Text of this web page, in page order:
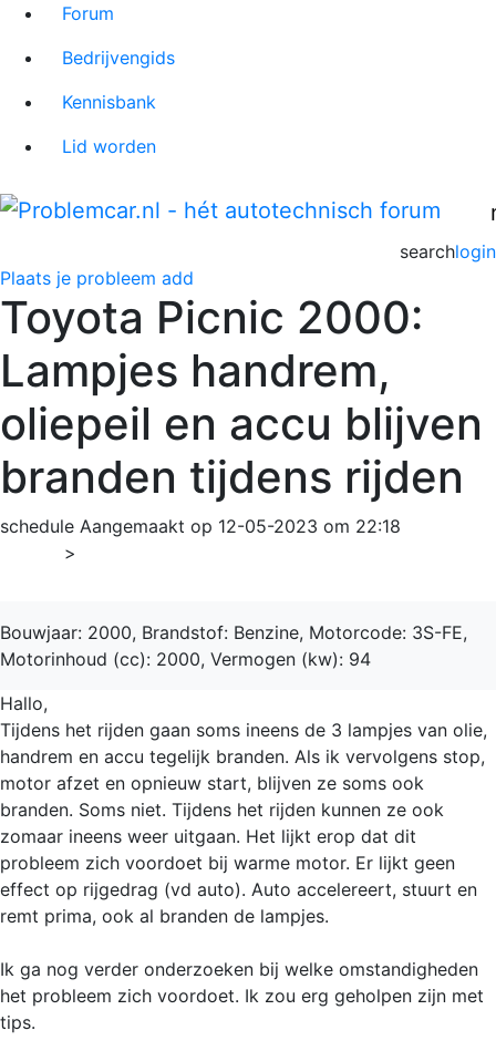
Forum
Bedrijvengids
Kennisbank
Lid worden
login
search
Plaats je probleem add
Toyota Picnic 2000:
Lampjes handrem,
oliepeil en accu blijven
branden tijdens rijden
schedule Aangemaakt op 12-05-2023 om 22:18
>
Bouwjaar: 2000, Brandstof: Benzine, Motorcode: 3S-FE,
Motorinhoud (cc): 2000, Vermogen (kw): 94
Hallo,
Tijdens het rijden gaan soms ineens de 3 lampjes van olie,
handrem en accu tegelijk branden. Als ik vervolgens stop,
motor afzet en opnieuw start, blijven ze soms ook
branden. Soms niet. Tijdens het rijden kunnen ze ook
zomaar ineens weer uitgaan. Het lijkt erop dat dit
probleem zich voordoet bij warme motor. Er lijkt geen
effect op rijgedrag (vd auto). Auto accelereert, stuurt en
remt prima, ook al branden de lampjes.
Ik ga nog verder onderzoeken bij welke omstandigheden
het probleem zich voordoet. Ik zou erg geholpen zijn met
tips.